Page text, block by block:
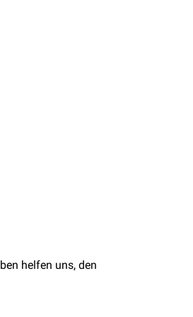
können
in dieser Zeit nicht
führen kann.
helfen uns, den